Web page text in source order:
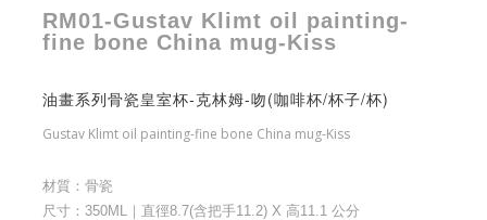
RM01-Gustav Klimt oil painting-
fine bone China mug-Kiss
油畫系列骨瓷皇室杯-克林姆-吻(咖啡杯/杯子/杯)
Gustav Klimt oil painting-fine bone China mug-Kiss
材質：骨瓷
尺寸：350ML｜直徑8.7(含把手11.2) X 高11.1 公分